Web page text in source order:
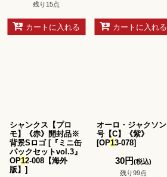
残り15点
カートに入れる カートに入れる
シャンクス【プロ
モ】《赤》開封品※
背景Sロゴ [『ミニ缶
パックセットvol.3』
OP12-008【海外
版】 ]
オーロ・ジャクソン
号【C】《紫》
[OP13-078]
30円(税込)
残り99点